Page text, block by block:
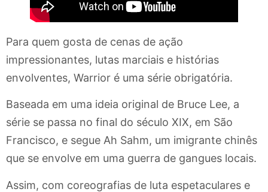
Para quem gosta de cenas de ação
impressionantes, lutas marciais e histórias
envolventes, Warrior é uma série obrigatória.
Baseada em uma ideia original de Bruce Lee, a
série se passa no final do século XIX, em São
Francisco, e segue Ah Sahm, um imigrante chinês
que se envolve em uma guerra de gangues locais.
Assim, com coreografias de luta espetaculares e